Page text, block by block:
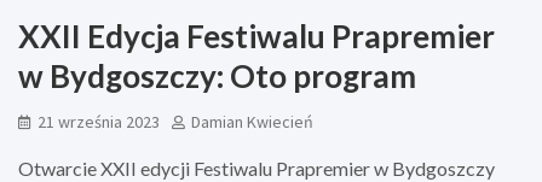
XXII Edycja Festiwalu Prapremier
w Bydgoszczy: Oto program
21 września 2023 Damian Kwiecień
Otwarcie XXII edycji Festiwalu Prapremier w Bydgoszczy